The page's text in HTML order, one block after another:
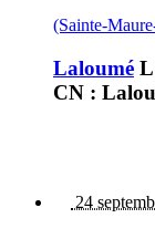
(Sainte-
Laloumé
CN :
24